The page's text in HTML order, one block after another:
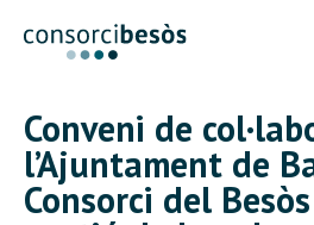
Conveni de
l’Ajuntament de
Consorci del